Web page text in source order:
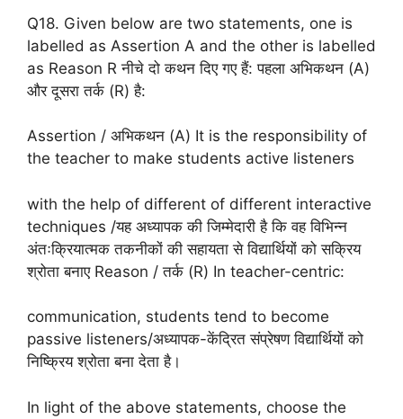
Q18. Given below are two statements, one is
labelled as Assertion A and the other is labelled
as Reason R नीचे दो कथन दिए गए हैं: पहला अभिकथन (A)
और दूसरा तर्क (R) है:
Assertion / अभिकथन (A) It is the responsibility of
the teacher to make students active listeners
with the help of different of different interactive
techniques /यह अध्यापक की जिम्मेदारी है कि वह विभिन्न
अंतःक्रियात्मक तकनीकों की सहायता से विद्यार्थियों को सक्रिय
श्रोता बनाए Reason / तर्क (R) In teacher-centric:
communication, students tend to become
passive listeners/अध्यापक-केंद्रित संप्रेषण विद्यार्थियों को
निष्क्रिय श्रोता बना देता है।
In light of the above statements, choose the